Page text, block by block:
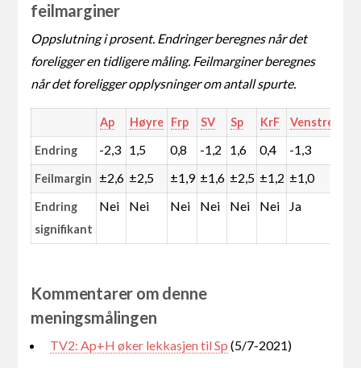
feilmarginer
Oppslutning i prosent. Endringer beregnes når det
foreligger en tidligere måling. Feilmarginer beregnes
når det foreligger opplysninger om antall spurte.
Ap Høyre Frp SV Sp KrF Venstre
Endring -2,3 1,5 0,8 -1,2 1,6 0,4 -1,3
Feilmargin ±2,6 ±2,5 ±1,9 ±1,6 ±2,5 ±1,2 ±1,0
Endring
signifikant
Nei Nei Nei Nei Nei Nei Ja
Kommentarer om denne
meningsmålingen
TV2: Ap+H øker lekkasjen til Sp (5/7-2021)